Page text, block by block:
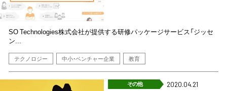
SO Technologies株式会社が提供する研修パッケージサービス「ジッセ
ン...
テクノロジー 中小・ベンチャー企業 教育
その他 2020.04.21